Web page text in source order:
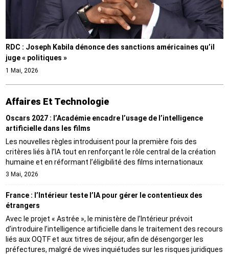
RDC : Joseph Kabila dénonce des sanctions américaines qu’il
juge « politiques »
1 Mai, 2026
Affaires Et Technologie
Oscars 2027 : l’Académie encadre l’usage de l’intelligence
artificielle dans les films
Les nouvelles règles introduisent pour la première fois des
critères liés à l’IA tout en renforçant le rôle central de la création
humaine et en réformant l’éligibilité des films internationaux
3 Mai, 2026
France : l’Intérieur teste l’IA pour gérer le contentieux des
étrangers
Avec le projet « Astrée », le ministère de l’Intérieur prévoit
d’introduire l’intelligence artificielle dans le traitement des recours
liés aux OQTF et aux titres de séjour, afin de désengorger les
préfectures, malgré de vives inquiétudes sur les risques juridiques